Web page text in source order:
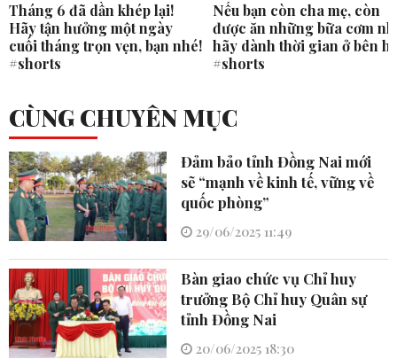
Tháng 6 đã dần khép lại!
Hãy tận hưởng một ngày
cuối tháng trọn vẹn, bạn nhé!
#shorts
Nếu bạn còn cha mẹ, còn
được ăn những bữa cơm
hãy dành thời gian ở bên
#shorts
CÙNG CHUYÊN MỤC
Đảm bảo tỉnh Đồng Nai mới
sẽ “mạnh về kinh tế, vững về
quốc phòng”
29/06/2025 11:49
Bàn giao chức vụ Chỉ huy
trưởng Bộ Chỉ huy Quân sự
tỉnh Đồng Nai
20/06/2025 18:30